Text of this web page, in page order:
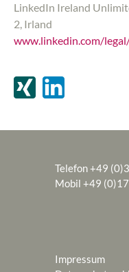
LinkedIn Ireland
2, Irland
www.linkedin.com/
Telefon +49
Mobil +49
Impressum